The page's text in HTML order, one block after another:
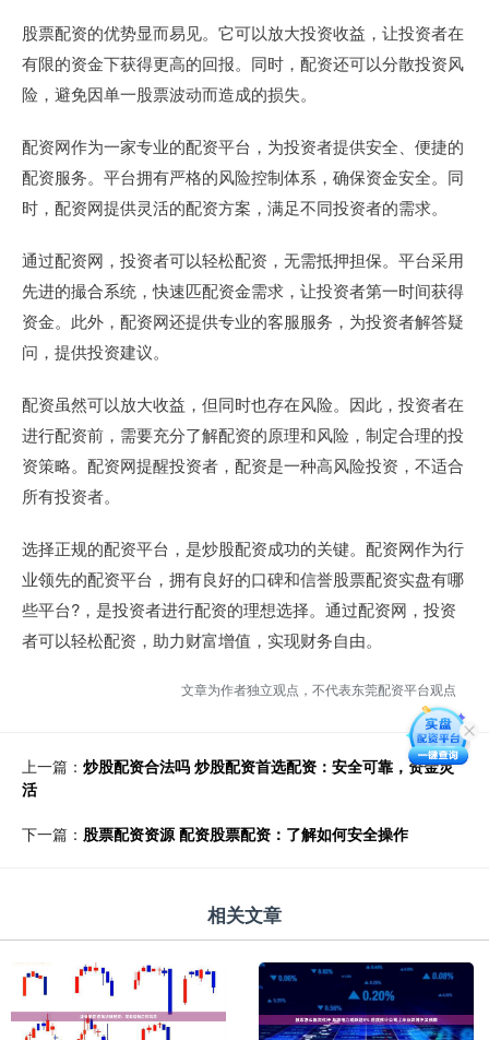
股票配资的优势显而易见。它可以放大投资收益，让投资者在
有限的资金下获得更高的回报。同时，配资还可以分散投资风
险，避免因单一股票波动而造成的损失。
配资网作为一家专业的配资平台，为投资者提供安全、便捷的
配资服务。平台拥有严格的风险控制体系，确保资金安全。同
时，配资网提供灵活的配资方案，满足不同投资者的需求。
通过配资网，投资者可以轻松配资，无需抵押担保。平台采用
先进的撮合系统，快速匹配资金需求，让投资者第一时间获得
资金。此外，配资网还提供专业的客服服务，为投资者解答疑
问，提供投资建议。
配资虽然可以放大收益，但同时也存在风险。因此，投资者在
进行配资前，需要充分了解配资的原理和风险，制定合理的投
资策略。配资网提醒投资者，配资是一种高风险投资，不适合
所有投资者。
选择正规的配资平台，是炒股配资成功的关键。配资网作为行
业领先的配资平台，拥有良好的口碑和信誉股票配资实盘有哪
些平台?，是投资者进行配资的理想选择。通过配资网，投资
者可以轻松配资，助力财富增值，实现财务自由。
文章为作者独立观点，不代表东莞配资平台观点
上一篇： 炒股配资合法吗 炒股配资首选配资：安全可靠，资金灵
活
下一篇： 股票配资资源 配资股票配资：了解如何安全操作
相关文章